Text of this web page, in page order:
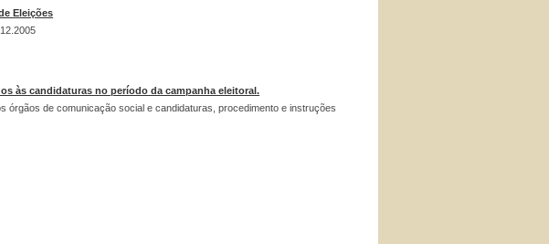
Eleições
às candidaturas no período da campanha eleitoral.
órgãos de comunicação social e candidaturas, procedimento e instruções